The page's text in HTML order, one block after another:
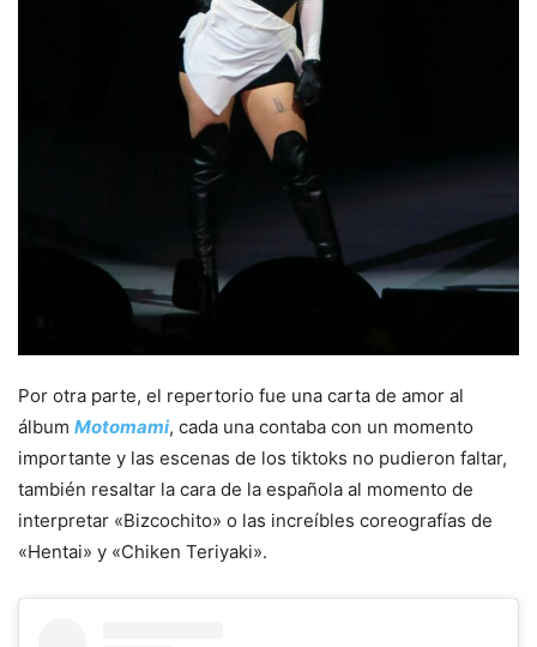
Por otra parte, el repertorio fue una carta de amor al
álbum Motomami, cada una contaba con un momento
importante y las escenas de los tiktoks no pudieron faltar,
también resaltar la cara de la española al momento de
interpretar «Bizcochito» o las increíbles coreografías de
«Hentai» y «Chiken Teriyaki».